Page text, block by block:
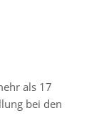
als 17
bei den